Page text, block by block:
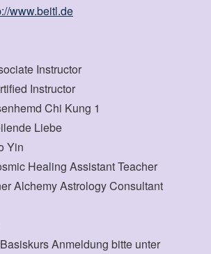
www.beitl.de
Instructor
Instructor
Chi Kung 1
Liebe
Healing Assistant Teacher
Alchemy Astrology Consultant
Anmeldung bitte unter